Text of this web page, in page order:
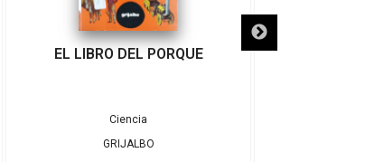
EL LIBRO DEL PORQUE
Ciencia
GRIJALBO